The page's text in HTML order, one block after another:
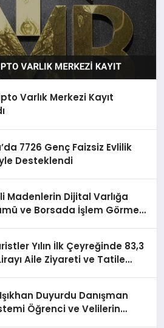
Varlık Merkezi Kayıt
7726 Genç Faizsiz Evlilik
Desteklendi
Madenlerin Dijital Varlığa
ve Borsada İşlem Görmesi
Yılın İlk Çeyreğinde 83,3
Aile Ziyareti ve Tatile
Duyurdu Danışman
Öğrenci ve Velilerin